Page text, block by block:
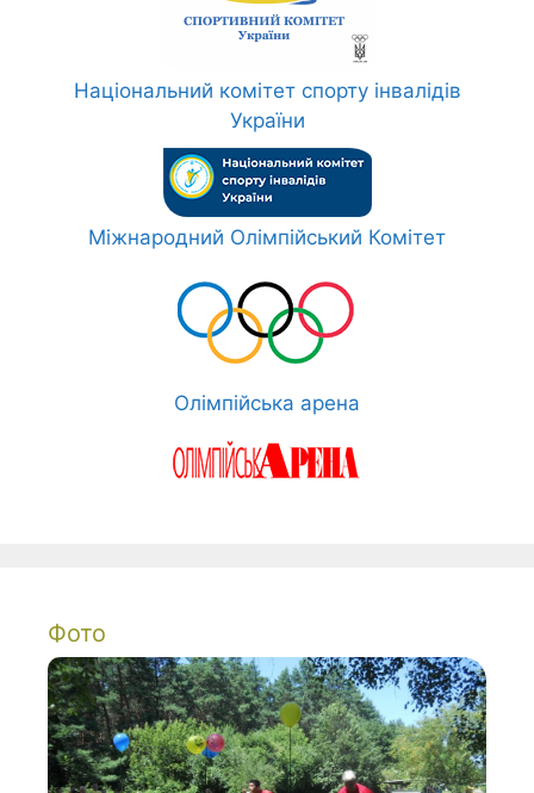
Національний комітет спорту інвалідів
України
Міжнародний Олімпійський Комітет
Олімпійська арена
Фото